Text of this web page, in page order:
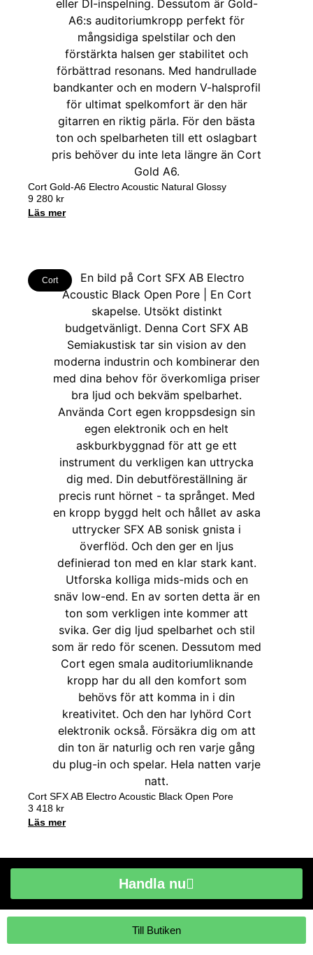
Cort Gold-A6 Electro Acoustic Natural Glossy
9 280 kr
Läs mer
Cort
Cort SFX AB Electro Acoustic Black Open Pore
3 418 kr
Läs mer
Handla nu
Till Butiken